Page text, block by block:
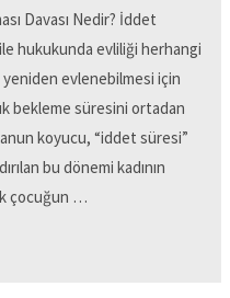
Davası Nedir? İddet
hukukunda evliliği herhangi
yeniden evlenebilmesi için
bekleme süresini ortadan
koyucu, “iddet süresi”
bu dönemi kadının
çocuğun …